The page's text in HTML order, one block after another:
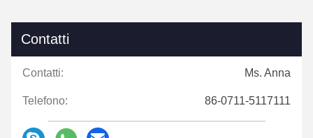
Contatti
Contatti: Ms. Anna
Telefono: 86-0711-5117111